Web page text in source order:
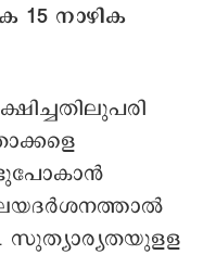
15 നാഴിക
സുത്യാര്യതയുളള